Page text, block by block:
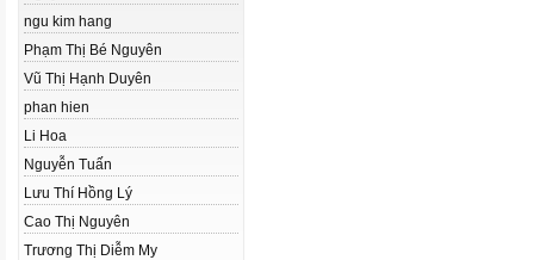
ngu kim hang
Phạm Thị Bé Nguyên
Vũ Thị Hạnh Duyên
phan hien
Li Hoa
Nguyễn Tuấn
Lưu Thí Hồng Lý
Cao Thị Nguyên
Trương Thị Diễm My